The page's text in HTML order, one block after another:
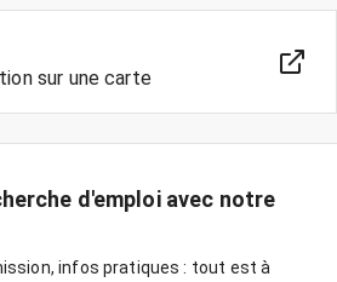
sur une carte
d'emploi avec notre
infos pratiques : tout est à